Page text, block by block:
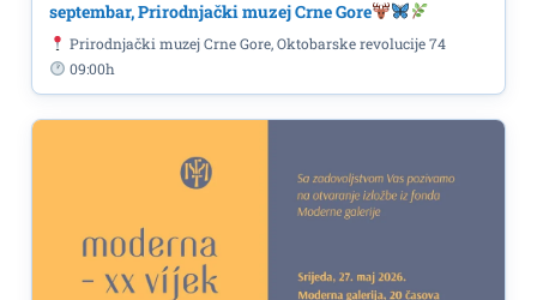
septembar, Prirodnjački muzej Crne Gore
Prirodnjački muzej Crne Gore, Oktobarske revolucije 74
09:00h